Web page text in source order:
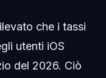
che i tassi
utenti iOS
del 2026. Ciò